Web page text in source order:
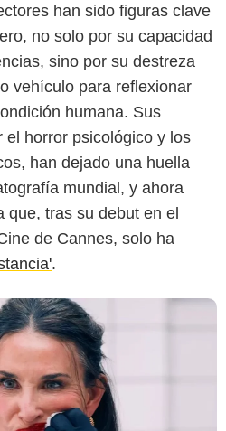
han sido figuras clave
no solo por su capacidad
sino por su destreza
vehículo para reflexionar
humana. Sus
el horror psicológico y los
han dejado una huella
mundial, y ahora
que, tras su debut en el
de Cannes, solo ha
.
MUBI